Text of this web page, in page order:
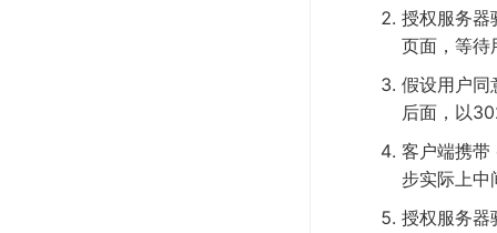
授权服务器
页面，等待
假设用户
后面，以
客户端携
步实际上
授权服务